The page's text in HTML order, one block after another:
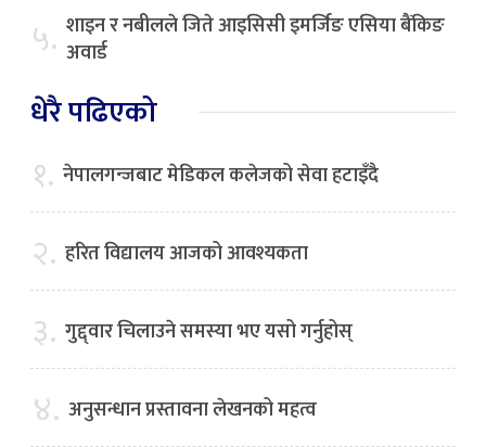
५. शाइन र नबीलले जिते आइसिसी इमर्जिङ एसिया बैंकिङ
अवार्ड
धेरै पढिएको
१. नेपालगन्जबाट मेडिकल कलेजको सेवा हटाइँदै
२. हरित विद्यालय आजको आवश्यकता
३. गुद्द्वार चिलाउने समस्या भए यसो गर्नुहोस्
४. अनुसन्धान प्रस्तावना लेखनको महत्व